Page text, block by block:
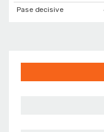
Pase decisive